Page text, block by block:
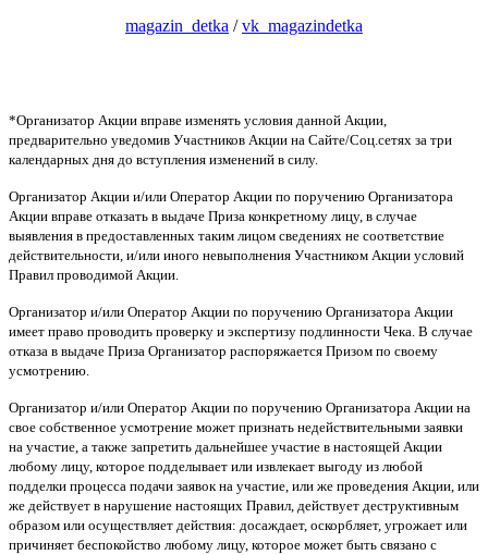
magazin_detka /vk_magazindetka
*Организатор Акции вправе изменять условия данной Акции,
предварительно уведомив Участников Акции на Сайте/Соц.сетях за три
календарных дня до вступления изменений в силу.
Организатор Акции и/или Оператор Акции по поручению Организатора
Акции вправе отказать в выдаче Приза конкретному лицу, в случае
выявления в предоставленных таким лицом сведениях не соответствие
действительности, и/или иного невыполнения Участником Акции условий
Правил проводимой Акции.
Организатор и/или Оператор Акции по поручению Организатора Акции
имеет право проводить проверку и экспертизу подлинности Чека. В случае
отказа в выдаче Приза Организатор распоряжается Призом по своему
усмотрению.
Организатор и/или Оператор Акции по поручению Организатора Акции на
свое собственное усмотрение может признать недействительными заявки
на участие, а также запретить дальнейшее участие в настоящей Акции
любому лицу, которое подделывает или извлекает выгоду из любой
подделки процесса подачи заявок на участие, или же проведения Акции, или
же действует в нарушение настоящих Правил, действует деструктивным
образом или осуществляет действия: досаждает, оскорбляет, угрожает или
причиняет беспокойство любому лицу, которое может быть связано с